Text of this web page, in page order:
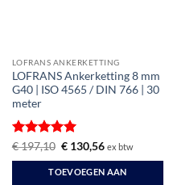
LOFRANS ANKERKETTING
LOFRANS Ankerketting 8 mm
G40 | ISO 4565 / DIN 766 | 30
meter
Gewaardeerd
5uit 5
€197,10 Oorspronkelijke
was:
€ 197,10.
€130,56Huidige
is:
€ 130,56.
ex btw
TOEVOEGEN AAN